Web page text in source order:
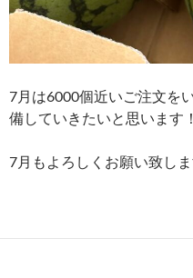
7月は6000個近いご注文を
備していきたいと思います！
7月もよろしくお願い致しま